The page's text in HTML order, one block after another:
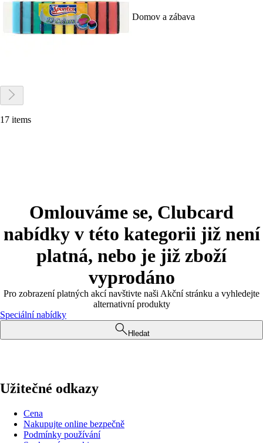
Domov a zábava
17 items
Omlouváme se, Clubcard
nabídky v této kategorii již není
platná, nebo je již zboží
vyprodáno
Pro zobrazení platných akcí navštivte naši Akční stránku a vyhledejte
alternativní produkty
Speciální nabídky
Hledat
Užitečné odkazy
Cena
Nakupujte online bezpečně
Podmínky používání